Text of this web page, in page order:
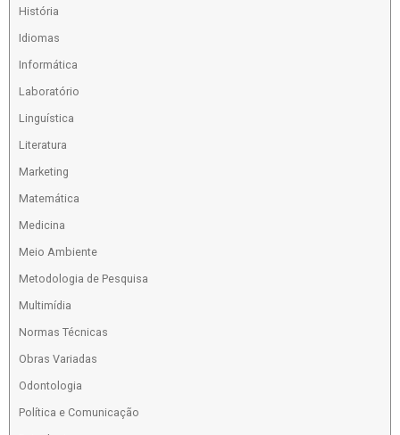
História
Idiomas
Informática
Laboratório
Linguística
Literatura
Marketing
Matemática
Medicina
Meio Ambiente
Metodologia de Pesquisa
Multimídia
Normas Técnicas
Obras Variadas
Odontologia
Política e Comunicação